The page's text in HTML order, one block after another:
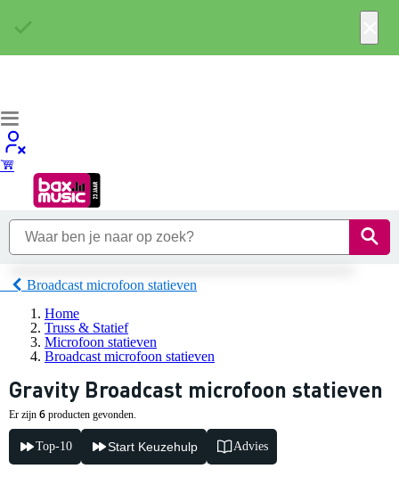
Broadcast microfoon statieven
Home
Truss & Statief
Microfoon statieven
Broadcast microfoon statieven
Gravity Broadcast microfoon statieven
Er zijn 6 producten gevonden.
Top-10 Start Keuzehulp Advies